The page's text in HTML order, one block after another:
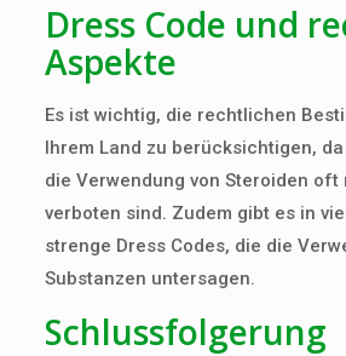
Dress Code und
Aspekte
Es ist wichtig, die rechtlichen
Ihrem Land zu berücksichtigen,
die Verwendung von Steroiden
verboten sind. Zudem gibt es in
strenge Dress Codes, die die
Substanzen untersagen.
Schlussfolgerung